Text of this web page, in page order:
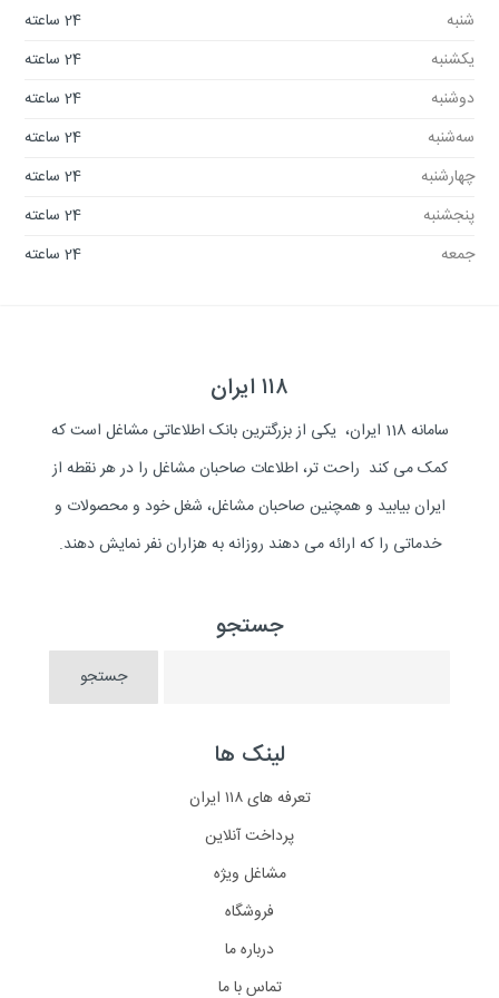
شنبه
24 ساعته
یکشنبه
24 ساعته
دوشنبه
24 ساعته
سه‌شنبه
24 ساعته
چهارشنبه
24 ساعته
پنجشنبه
24 ساعته
جمعه
24 ساعته
۱۱۸ ایران
سامانه 118 ایران، یکی از بزرگترین بانک اطلاعاتی مشاغل است که
کمک می کند راحت تر، اطلاعات صاحبان مشاغل را در هر نقطه از
ایران بیابید و همچنین صاحبان مشاغل، شغل خود و محصولات و
خدماتی را که ارائه می دهند روزانه به هزاران نفر نمایش دهند.
جستجو
لینک ها
تعرفه های ۱۱۸ ایران
پرداخت آنلاین
مشاغل ویژه
فروشگاه
درباره ما
تماس با ما